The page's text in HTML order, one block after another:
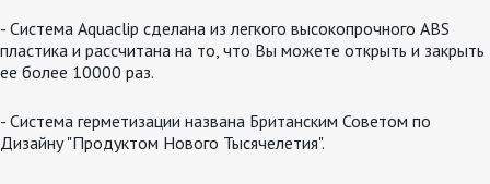
- Система Aquaclip сделана из легкого высокопрочного ABS
пластика и рассчитана на то, что Вы можете открыть и закрыть
ее более 10000 раз.
- Система герметизации названа Британским Советом по
Дизайну "Продуктом Нового Тысячелетия".